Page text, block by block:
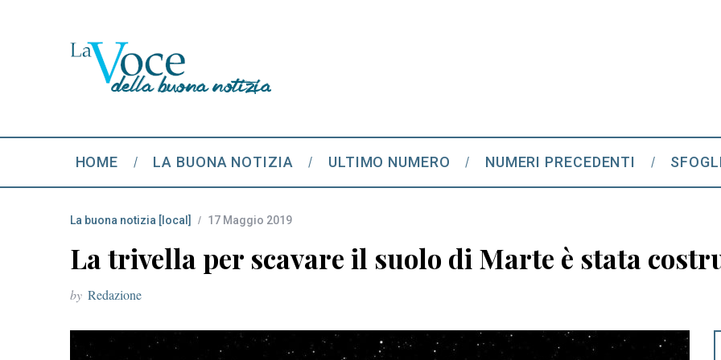
HOME LA BUONA NOTIZIA ULTIMO NUMERO NUMERI PRECEDENTI
La buona notizia [local] 17 Maggio 2019
La trivella per scavare il suolo di Marte è stata
by Redazione